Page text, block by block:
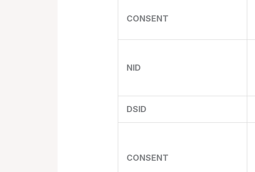
CONSENT
NID
DSID
CONSENT